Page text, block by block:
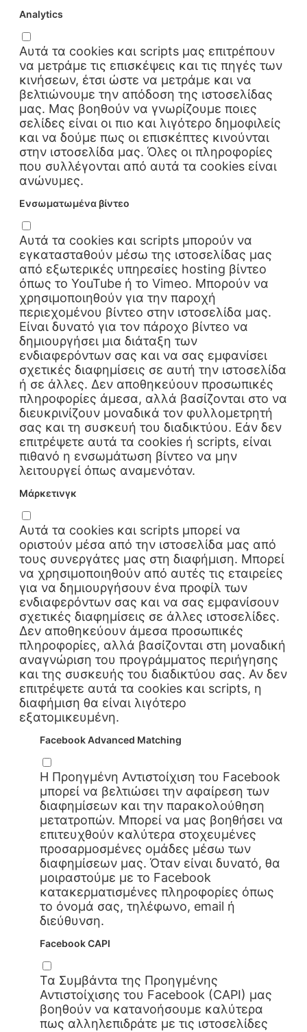
Analytics
Αυτά τα cookies και scripts μας επιτρέπουν
να μετράμε τις επισκέψεις και τις πηγές των
κινήσεων, έτσι ώστε να μετράμε και να
βελτιώνουμε την απόδοση της ιστοσελίδας
μας. Μας βοηθούν να γνωρίζουμε ποιες
σελίδες είναι οι πιο και λιγότερο δημοφιλείς
και να δούμε πως οι επισκέπτες κινούνται
στην ιστοσελίδα μας. Όλες οι πληροφορίες
που συλλέγονται από αυτά τα cookies είναι
ανώνυμες.
Ενσωματωμένα βίντεο
Αυτά τα cookies και scripts μπορούν να
εγκατασταθούν μέσω της ιστοσελίδας μας
από εξωτερικές υπηρεσίες hosting βίντεο
όπως το YouTube ή το Vimeo. Μπορούν να
χρησιμοποιηθούν για την παροχή
περιεχομένου βίντεο στην ιστοσελίδα μας.
Είναι δυνατό για τον πάροχο βίντεο να
δημιουργήσει μια διάταξη των
ενδιαφερόντων σας και να σας εμφανίσει
σχετικές διαφημίσεις σε αυτή την ιστοσελίδα
ή σε άλλες. Δεν αποθηκεύουν προσωπικές
πληροφορίες άμεσα, αλλά βασίζονται στο να
διευκρινίζουν μοναδικά τον φυλλομετρητή
σας και τη συσκευή του διαδικτύου. Εάν δεν
επιτρέψετε αυτά τα cookies ή scripts, είναι
πιθανό η ενσωμάτωση βίντεο να μην
λειτουργεί όπως αναμενόταν.
Μάρκετινγκ
Αυτά τα cookies και scripts μπορεί να
οριστούν μέσα από την ιστοσελίδα μας από
τους συνεργάτες μας στη διαφήμιση. Μπορεί
να χρησιμοποιηθούν από αυτές τις εταιρείες
για να δημιουργήσουν ένα προφίλ των
ενδιαφερόντων σας και να σας εμφανίσουν
σχετικές διαφημίσεις σε άλλες ιστοσελίδες.
Δεν αποθηκεύουν άμεσα προσωπικές
πληροφορίες, αλλά βασίζονται στη μοναδική
αναγνώριση του προγράμματος περιήγησης
και της συσκευής του διαδικτύου σας. Αν δεν
επιτρέψετε αυτά τα cookies και scripts, η
διαφήμιση θα είναι λιγότερο
εξατομικευμένη.
Facebook Advanced Matching
Η Προηγμένη Αντιστοίχιση του Facebook
μπορεί να βελτιώσει την αφαίρεση των
διαφημίσεων και την παρακολούθηση
μετατροπών. Μπορεί να μας βοηθήσει να
επιτευχθούν καλύτερα στοχευμένες
προσαρμοσμένες ομάδες μέσω των
διαφημίσεων μας. Όταν είναι δυνατό, θα
μοιραστούμε με το Facebook
κατακερματισμένες πληροφορίες όπως
το όνομά σας, τηλέφωνο, email ή
διεύθυνση.
Facebook CAPI
Τα Συμβάντα της Προηγμένης
Αντιστοίχισης του Facebook (CAPI) μας
βοηθούν να κατανοήσουμε καλύτερα
πως αλληλεπιδράτε με τις ιστοσελίδες